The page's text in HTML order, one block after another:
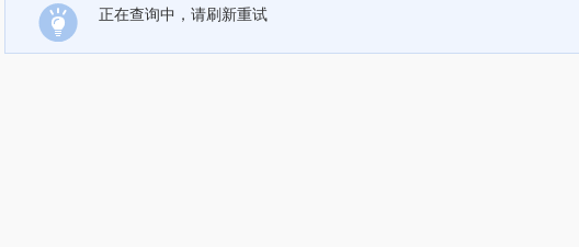
正在查询中，请刷新重试